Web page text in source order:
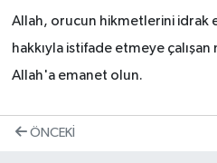
Allah, orucun hikmetlerini idrak
hakkıyla istifade etmeye
Allah'a emanet olun.
ÖNCEKI